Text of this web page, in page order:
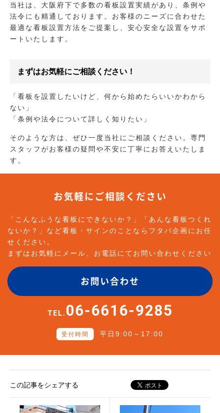
当社は、大阪府下で多数の看板設置実績があり、条例や
法令にも精通しております。お客様のニーズに合わせた
最適な看板設置方法をご提案し、安心安全な設置をサポ
ートいたします。
まずはお気軽にご相談ください！
「看板を設置したいけど、何から始めたらいいかわから
ない」
「条例や法令について詳しく知りたい」
そのような方は、ぜひ一度当社にご相談ください。専門
スタッフがお客様の疑問や不安に丁寧にお答えいたしま
す。
お気軽にご相談ください
「こんなふうな看板にできないか？」「あんな看板つくれ
ないか？」など看板・サインのことならフタバ企画にお任
せください。
まずはお気軽にメール、お電話にてお問い合わせください
お問い合わせ
TEL.06-6616-9285
受付時間 平日9:00～17:00
この記事をシェアする